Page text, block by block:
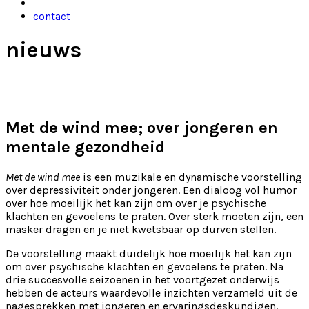
contact
nieuws
Met de wind mee; over jongeren en
mentale gezondheid
Met de wind mee is een muzikale en dynamische voorstelling
over depressiviteit onder jongeren. Een dialoog vol humor
over hoe moeilijk het kan zijn om over je psychische
klachten en gevoelens te praten. Over sterk moeten zijn, een
masker dragen en je niet kwetsbaar op durven stellen.
De voorstelling maakt duidelijk hoe moeilijk het kan zijn
om over psychische klachten en gevoelens te praten. Na
drie succesvolle seizoenen in het voortgezet onderwijs
hebben de acteurs waardevolle inzichten verzameld uit de
nagesprekken met jongeren en ervaringsdeskundigen.